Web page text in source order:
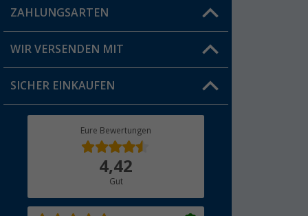
Blog
Jobs & Karriere
Berger Bewusst
FAQ & Kontakt
Versandinformationen
Rücksendung
ZAHLUNGSARTEN
WIR VERSENDEN MIT
SICHER EINKAUFEN
Eure Bewertungen
4,42
Gut